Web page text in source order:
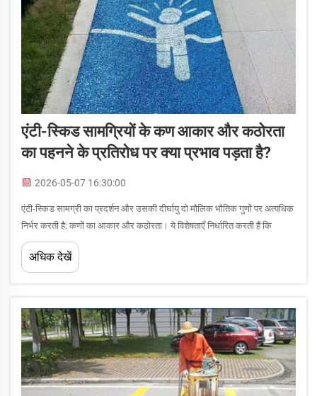
एंटी-स्किड सामग्रियों के कण आकार और कठोरता
का पहनने के प्रतिरोध पर क्या प्रभाव पड़ता है?
2026-05-07 16:30:00
एंटी-स्किड सामग्री का प्रदर्शन और उसकी दीर्घायु दो मौलिक भौतिक गुणों पर अत्यधिक
निर्भर करती है: कणों का आकार और कठोरता। ये विशेषताएँ निर्धारित करती हैं कि
एग्रीगेट के कण सतह के कोटिंग के साथ कितनी प्रभावी ढंग से इंटरलॉक करते हैं,
प्रतिरोध करते हैं...
अधिक देखें